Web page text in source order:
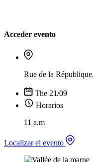
Acceder evento
Rue de la
The 21/09
Horarios
11 a.m
Localizar el evento